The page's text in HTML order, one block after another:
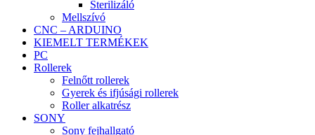
Sterilizáló
Mellszívó
CNC – ARDUINO
KIEMELT TERMÉKEK
PC
Rollerek
Felnőtt rollerek
Gyerek és ifjúsági rollerek
Roller alkatrész
SONY
Sony fejhallgató